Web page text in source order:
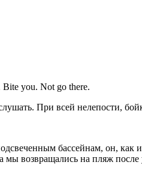
you. Not go there.
При всей нелепости,
бассейнам, он,
мы возвращались на пляж